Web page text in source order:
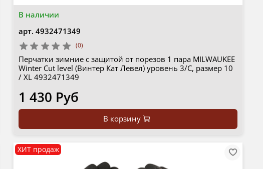
В наличии
арт. 4932471349
(0)
Перчатки зимние с защитой от порезов 1 пара MILWAUKEE
Winter Cut level (Винтер Кат Левел) уровень 3/C, размер 10
/ XL 4932471349
1 430 Руб
В корзину
ХИТ продаж